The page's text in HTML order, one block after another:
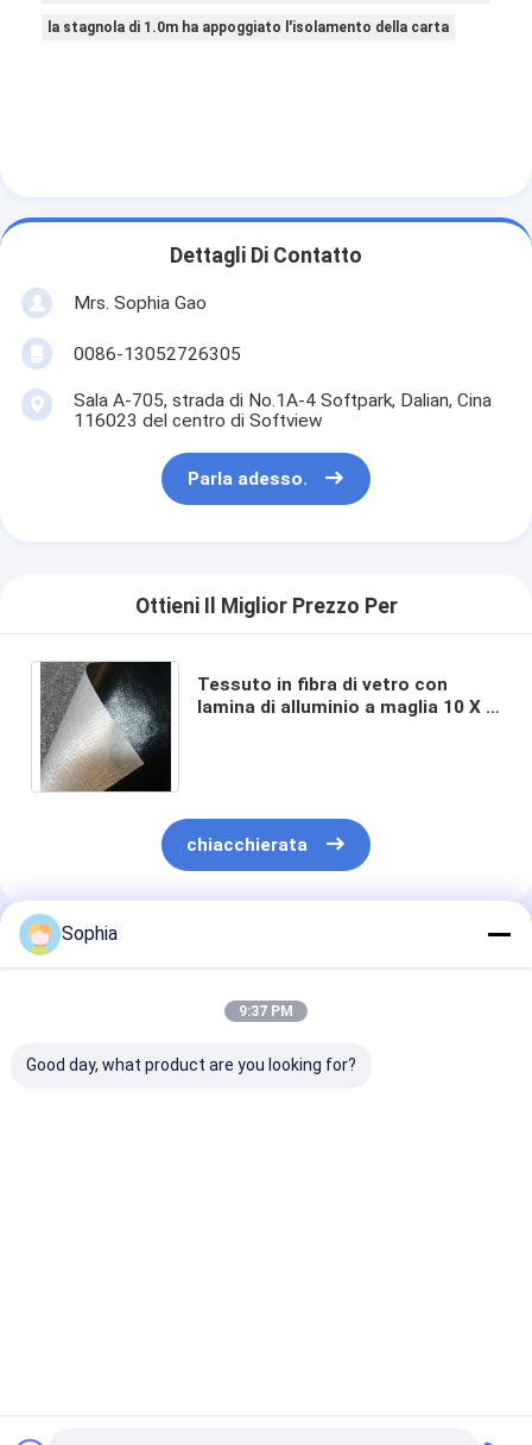
la stagnola di 1.0m ha appoggiato l'isolamento della carta
Dettagli Di Contatto
Mrs. Sophia Gao
0086-13052726305
Sala A-705, strada di No.1A-4 Softpark, Dalian, Cina
116023 del centro di Softview
Parla adesso.
Ottieni Il Miglior Prezzo Per
Tessuto in fibra di vetro con
lamina di alluminio a maglia 10 X 9
chiacchierata
Prodotti Raccomandati
Sophia
9:37 PM
Good day, what product are you looking for?